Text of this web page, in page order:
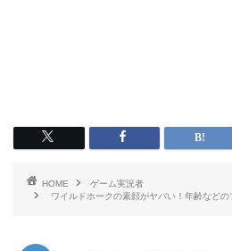
HOME
ゲーム実況者
ワイルドホークの素顔がヤバい！年齢などの